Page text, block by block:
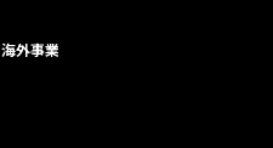
海外事業